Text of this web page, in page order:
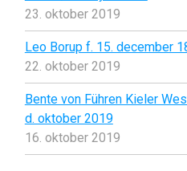
23. oktober 2019
Leo Borup f. 15. december
22. oktober 2019
Bente von Führen Kieler
d. oktober 2019
16. oktober 2019